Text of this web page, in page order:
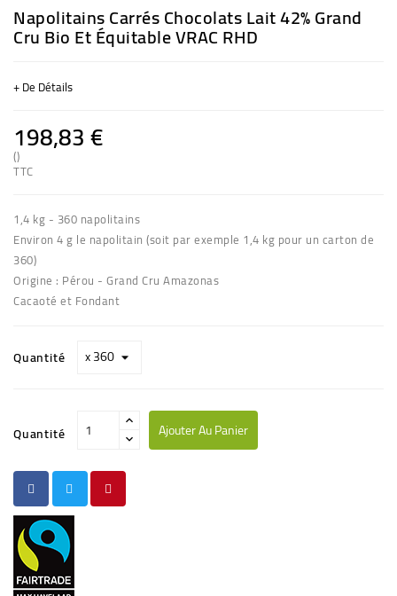
Napolitains Carrés Chocolats Lait 42% Grand
Cru Bio Et Équitable VRAC RHD
+ De Détails
198,83 €
()
TTC
1,4 kg - 360 napolitains
Environ 4 g le napolitain (soit par exemple 1,4 kg pour un carton de
360)
Origine : Pérou - Grand Cru Amazonas
Cacaoté et Fondant
Quantité
Quantité Ajouter Au Panier